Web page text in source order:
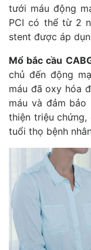
tưới máu động
PCI có thể từ 2
stent được áp
Mổ bắc cầu
chủ đến động
máu đã oxy hóa
máu và đảm
thiện triệu chứng,
tuổi thọ bệnh